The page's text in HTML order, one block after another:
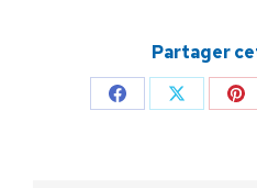
Partager
PartagerPartager